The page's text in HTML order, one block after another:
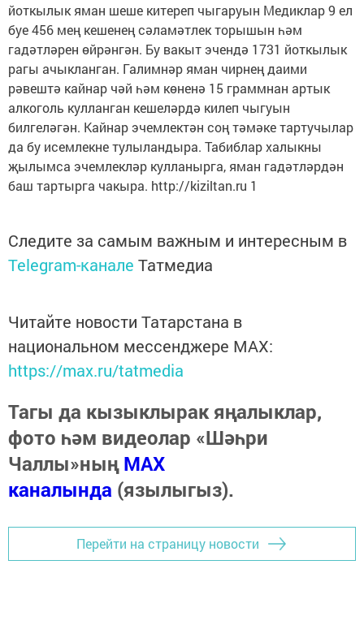
йоткылык яман шеше китереп чыгаруын Медиклар 9 ел
буе 456 мең кешенең сәламәтлек торышын һәм
гадәтләрен өйрәнгән. Бу вакыт эчендә 1731 йоткылык
рагы ачыкланган. Галимнәр яман чирнең даими
рәвештә кайнар чәй һәм көненә 15 граммнан артык
алкоголь кулланган кешеләрдә килеп чыгуын
билгеләгән. Кайнар эчемлектән соң тәмәке тартучылар
да бу исемлекне тулыландыра. Табиблар халыкны
җылымса эчемлекләр кулланырга, яман гадәтләрдән
баш тартырга чакыра. http://kiziltan.ru 1
Следите за самым важным и интересным в
Telegram-канале Татмедиа
Читайте новости Татарстана в
национальном мессенджере MАХ:
https://max.ru/tatmedia
Тагы да кызыклырак яңалыклар,
фото һәм видеолар «Шәһри
Чаллы»ныңMAX
каналында (язылыгыз).
Перейти на страницу новости